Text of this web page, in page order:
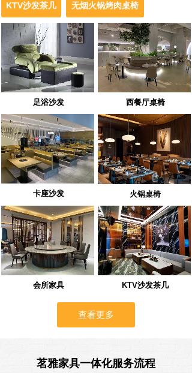
KTV沙发茶几
足浴沙发 西餐厅桌椅
卡座沙发 火锅桌椅
会所家具 KTV沙发茶几
查看更多
无烟火锅烤肉桌椅
茗雅家具一体化服务流程